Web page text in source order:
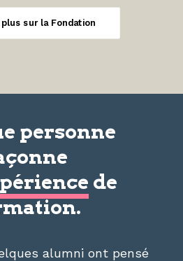
plus sur la Fondation
personne
de
alumni ont pensé